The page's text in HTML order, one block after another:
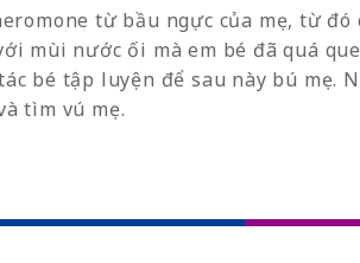
từ bầu ngực của mẹ, từ
mùi nước ối mà em bé đã quá
bé tập luyện để sau này bú mẹ.
tìm vú mẹ.